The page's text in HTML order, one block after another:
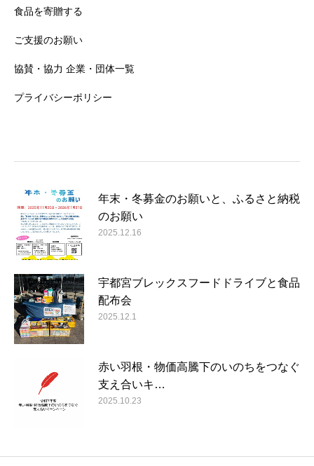
食品を寄贈する
ご支援のお願い
協賛・協力 企業・団体一覧
プライバシーポリシー
年末・冬募金のお願いと、ふるさと納税
のお願い
2025.12.16
宇都宮ブレックスフードドライブと食品
配布会
2025.12.1
赤い羽根・物価高騰下のいのちをつなぐ
支え合いキ…
2025.10.23